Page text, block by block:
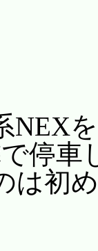
NEX
停車
は初